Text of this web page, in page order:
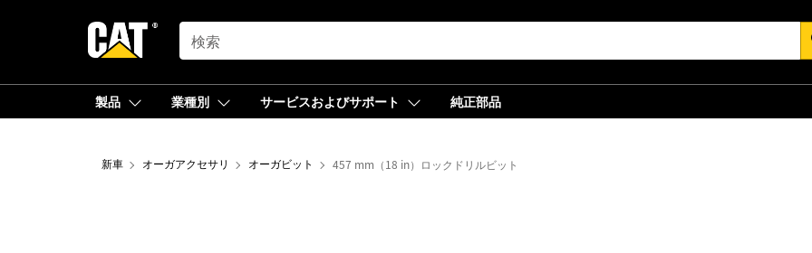
SEARCH
製品 業種別 サービスおよびサポート 純正部品
新車 オーガアクセサリ オーガビット 457 mm（18 in）ロックドリルビット